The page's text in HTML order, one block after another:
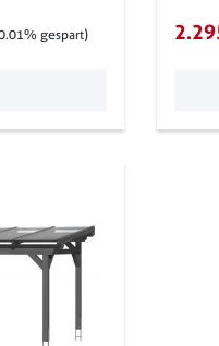
gespart)